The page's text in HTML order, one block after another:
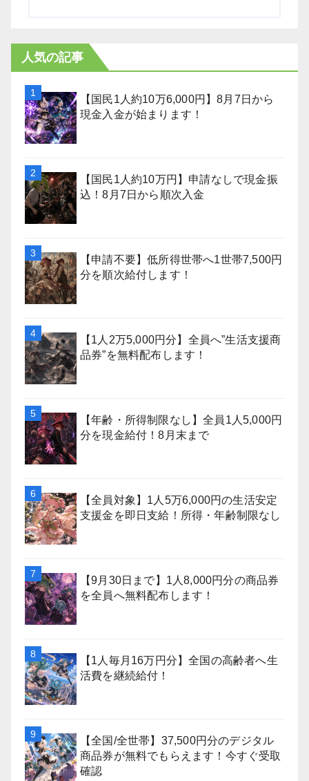
人気の記事
【国民1人約10万6,000円】8月7日から
現金入金が始まります！
【国民1人約10万円】申請なしで現金振
込！8月7日から順次入金
【申請不要】低所得世帯へ1世帯7,500円
分を順次給付します！
【1人2万5,000円分】全員へ”生活支援商
品券”を無料配布します！
【年齢・所得制限なし】全員1人5,000円
分を現金給付！8月末まで
【全員対象】1人5万6,000円の生活安定
支援金を即日支給！所得・年齢制限なし
【9月30日まで】1人8,000円分の商品券
を全員へ無料配布します！
【1人毎月16万円分】全国の高齢者へ生
活費を継続給付！
【全国/全世帯】37,500円分のデジタル
商品券が無料でもらえます！今すぐ受取
確認